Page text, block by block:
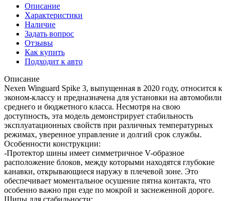
Описание
Характеристики
Наличие
Задать вопрос
Отзывы
Как купить
Подходит к авто
Описание
Nexen Winguard Spike 3, выпущенная в 2020 году, относится к
эконом-классу и предназначена для установки на автомобили
среднего и бюджетного класса. Несмотря на свою
доступность, эта модель демонстрирует стабильность
эксплуатационных свойств при различных температурных
режимах, уверенное управление и долгий срок службы.
Особенности конструкции:
-Протектор шины имеет симметричное V-образное
расположение блоков, между которыми находятся глубокие
канавки, открывающиеся наружу в плечевой зоне. Это
обеспечивает моментальное осушение пятна контакта, что
особенно важно при езде по мокрой и заснеженной дороге.
Шипы для стабильности: